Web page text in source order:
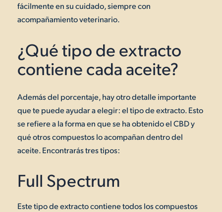
fácilmente en su cuidado, siempre con
acompañamiento veterinario.
¿Qué tipo de extracto
contiene cada aceite?
Además del porcentaje, hay otro detalle importante
que te puede ayudar a elegir: el tipo de extracto. Esto
se refiere a la forma en que se ha obtenido el CBD y
qué otros compuestos lo acompañan dentro del
aceite. Encontrarás tres tipos:
Full Spectrum
Este tipo de extracto contiene todos los compuestos